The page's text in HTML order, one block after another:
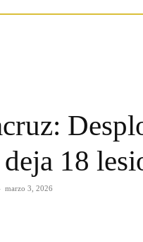
deja 18
marzo 3, 2026